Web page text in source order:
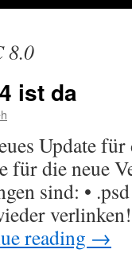
8.0
ist da
Update
für die neue
sind: •
reading →